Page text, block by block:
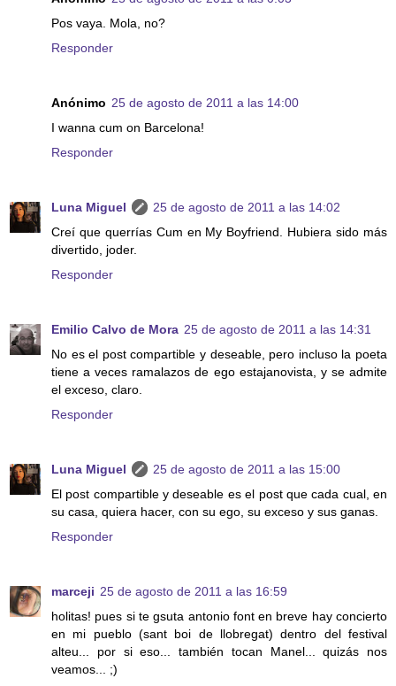
Pos vaya. Mola, no?
Responder
Anónimo 25 de agosto de 2011 a las 14:00
I wanna cum on Barcelona!
Responder
Luna Miguel
25 de agosto de 2011 a las 14:02
Creí que querrías Cum en My Boyfriend. Hubiera sido más
divertido, joder.
Responder
Emilio Calvo de Mora 25 de agosto de 2011 a las 14:31
No es el post compartible y deseable, pero incluso la poeta
tiene a veces ramalazos de ego estajanovista, y se admite
el exceso, claro.
Responder
Luna Miguel
25 de agosto de 2011 a las 15:00
El post compartible y deseable es el post que cada cual, en
su casa, quiera hacer, con su ego, su exceso y sus ganas.
Responder
marceji 25 de agosto de 2011 a las 16:59
holitas! pues si te gsuta antonio font en breve hay concierto
en mi pueblo (sant boi de llobregat) dentro del festival
alteu... por si eso... también tocan Manel... quizás nos
veamos... ;)